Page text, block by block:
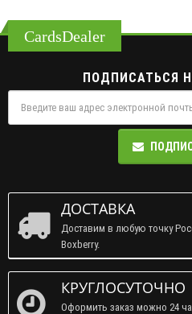
CardsDealer
ПОДПИСАТЬСЯ
ДОСТАВКА
Доставим в любую точку
Boxberry.
КРУГЛОСУТОЧНО
Оформить заказ можно 24